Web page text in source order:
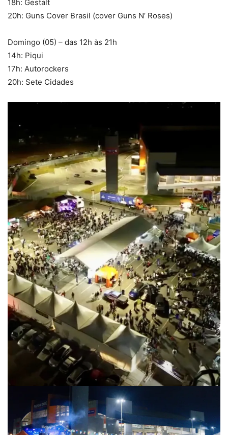
18h: Gestalt
20h: Guns Cover Brasil (cover Guns N’ Roses)
Domingo (05) – das 12h às 21h
14h: Piqui
17h: Autorockers
20h: Sete Cidades